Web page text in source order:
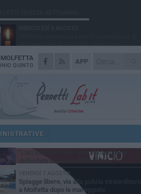
APP
MOLFETTA
QUINTO
Michele Cilardi: il ricordo degli amici
GIOVEDÌ 6 AGOSTO
Marittimo molfettese muore a bordo di un
GIOVEDÌ 6 AGOSTO
Molfetta piange Marta Maria Pisani, ultima
maestra della sartoria molfettese
MERCOLEDÌ 5 AGOSTO
Multiservizi, nominato il nuovo Consiglio di
Amministrazione
MARTEDÌ 4 AGOSTO
"Luci Diffuse 2026", ecco il cartellone
dell'estate culturale di Molfetta
VENERDÌ 7 AGOSTO
Spiagge libere, via alla pulizia straordinaria
a Molfetta dopo le mareggiate